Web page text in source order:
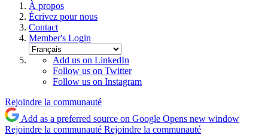
À propos
Écrivez pour nous
Contact
Member's Login
Add us on LinkedIn
Follow us on Twitter
Follow us on Instagram
Rejoindre la communauté
Add as a preferred source on Google Opens new window
Rejoindre la communauté Rejoindre la communauté